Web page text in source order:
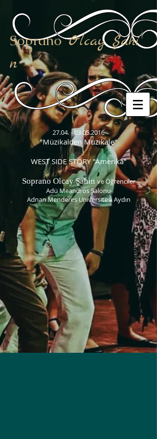
SopranoOlcay Şahi
n
27.04. - 03.05.2016
"Müzikalden Müzikale"
WEST SIDE STORY "Amerika"
Soprano Olcay Şahin ve Öğrenciler
Adü Meandros Salonu
Adnan Menderes Universitesi Aydın